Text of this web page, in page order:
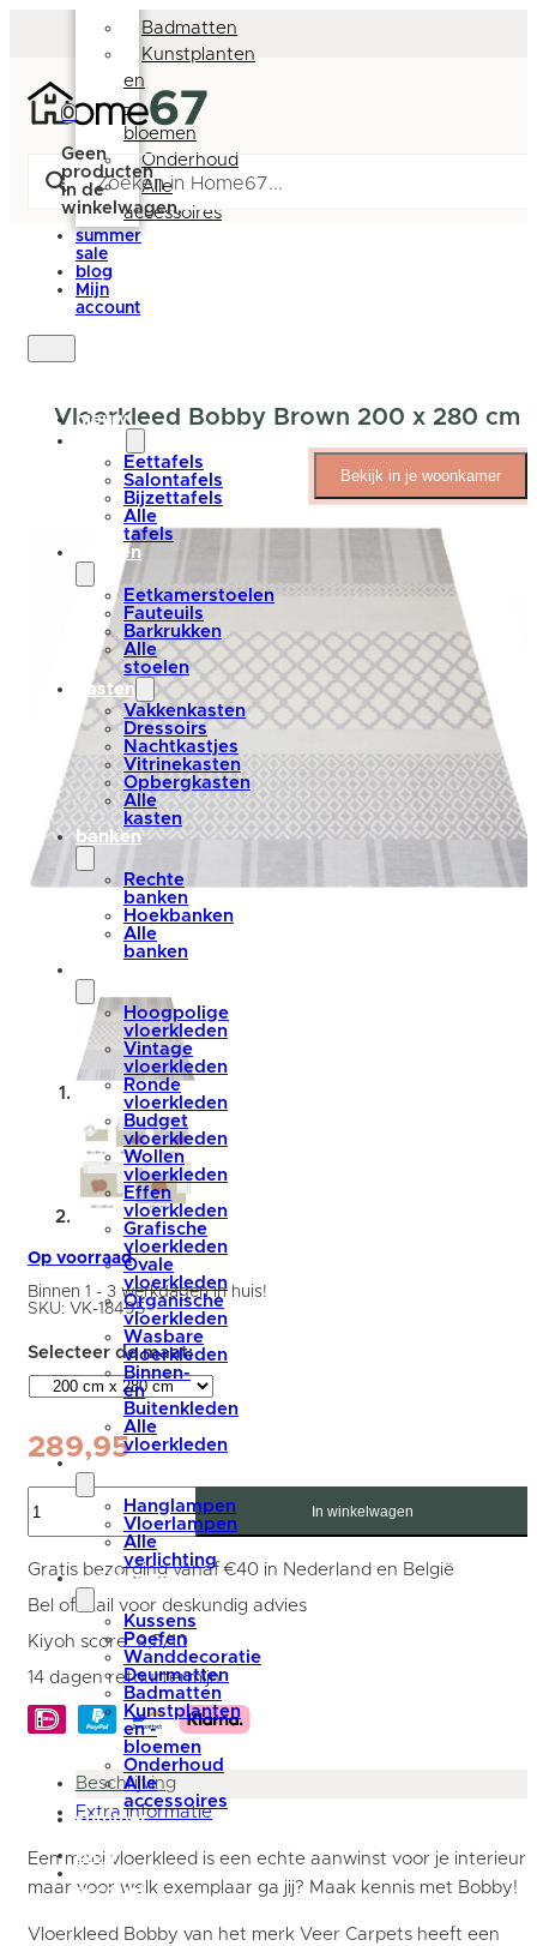
0
Geen
producten
in de
winkelwagen.
Badmatten
Kunstplanten
en
-
bloemen
Onderhoud
Alle
accessoires
summer
sale
blog
Mijn
account
nieuw
Eettafels
Salontafels
Bijzettafels
Alle
tafels
stoelen
Eetkamerstoelen
Fauteuils
Barkrukken
Alle
stoelen
kasten
Vakkenkasten
Dressoirs
Nachtkastjes
Vitrinekasten
Opbergkasten
Alle
kasten
banken
Rechte
banken
Hoekbanken
Alle
banken
Hoogpolige
vloerkleden
Vintage
vloerkleden
Ronde
vloerkleden
Budget
vloerkleden
Wollen
vloerkleden
Effen
vloerkleden
Grafische
vloerkleden
Ovale
vloerkleden
Organische
vloerkleden
Wasbare
vloerkleden
Binnen-
en
Buitenkleden
Alle
vloerkleden
verlichting
Hanglampen
Vloerlampen
Alle
verlichting
accessoires
Kussens
Poefen
Wanddecoratie
Deurmatten
Badmatten
Kunstplanten
en -
bloemen
Onderhoud
Alle
accessoires
summer
blog
account
Vloerkleed Bobby Brown 200 x 280 cm
Bekijk in je woonkamer
Op voorraad
Binnen 1 - 3 werkdagen in huis!
SKU: VK-18495
289,95
Vloerkleed
Bobby
x
280
cm
In winkelwagen
Gratis bezorging vanaf €40 in Nederland en België
Bel of mail voor deskundig advies
Kiyoh score: 9,5/10
14 dagen retourtermijn
Beschrijving
Extra informatie
Een mooi vloerkleed is een echte aanwinst voor je interieur,
maar voor welk exemplaar ga jij? Maak kennis met Bobby!
Vloerkleed Bobby van het merk Veer Carpets heeft een